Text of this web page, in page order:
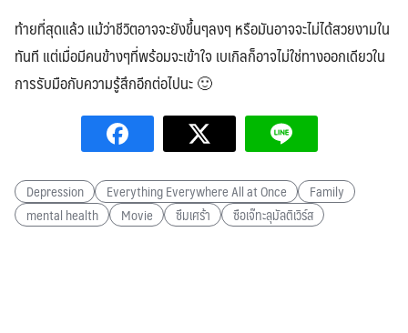
ท้ายที่สุดแล้ว แม้ว่าชีวิตอาจจะยังขึ้นๆลงๆ หรือมันอาจจะไม่ได้สวยงามใน
ทันที แต่เมื่อมีคนข้างๆที่พร้อมจะเข้าใจ เบเกิลก็อาจไม่ใช่ทางออกเดียวใน
การรับมือกับความรู้สึกอีกต่อไปนะ 🙂
Depression Everything Everywhere All at Once
Family
mental health
Movie ซึมเศร้า ซือเจ๊ทะลุมัลติเวิร์ส